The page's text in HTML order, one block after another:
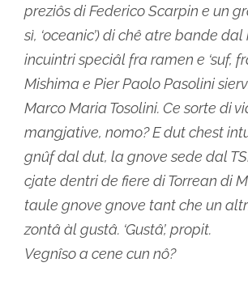
preziôs di Federico Scarpin e un
sì, ‘oceanic’) di chê atre bande
incuintri speciâl fra ramen e ‘suf,
Mishima e Pier Paolo Pasolini
Marco Maria Tosolini. Ce sorte di
mangjative, nomo? E dut chest
gnûf dal dut, la gnove sede dal
cjate dentri de fiere di Torrean di
taule gnove gnove tant che un
zontâ àl gustâ. ‘Gustâ’, propit.
Vegnîso a cene cun nô?